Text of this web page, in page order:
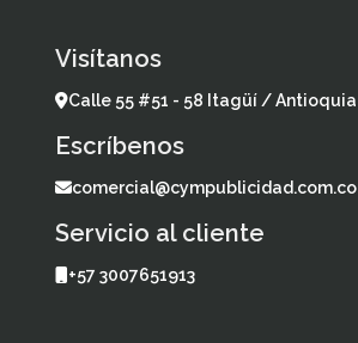
Visítanos
Calle 55 #51 - 58 Itagüí / Antioquia
Escríbenos
comercial@cympublicidad.com.co
Servicio al cliente
+57 3007651913